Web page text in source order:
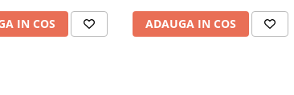
IN COS ADAUGA IN COS